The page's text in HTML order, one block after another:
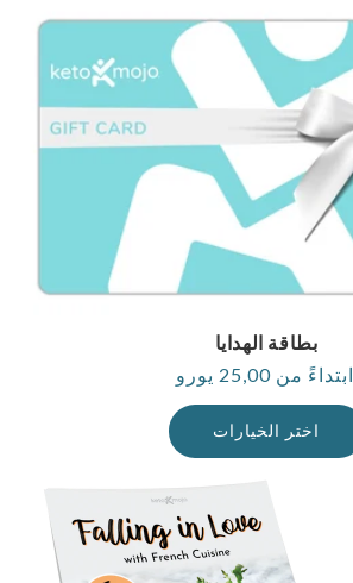
بطاقة الهدايا
السعر
العادي
ابتداءً من 25,00 يورو
اختر الخيارات